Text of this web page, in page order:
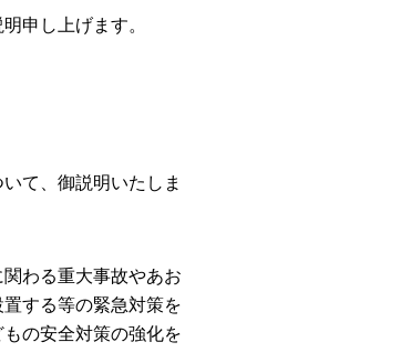
申し上げます。
て、御説明いたしま
わる重大事故やあお
する等の緊急対策を
の安全対策の強化を